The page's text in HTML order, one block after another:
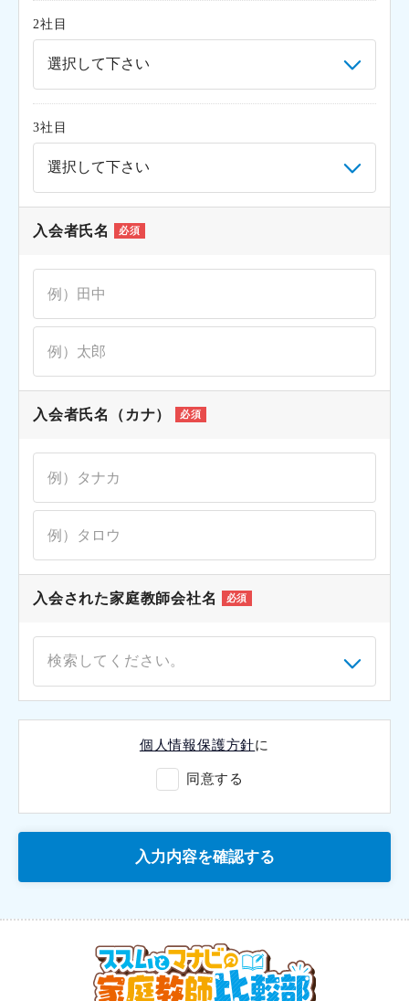
2社目
3社目
入会者氏名 必須
入会者氏名（カナ） 必須
入会された家庭教師会社名 必須
検索してください。
個人情報保護方針に
同意する